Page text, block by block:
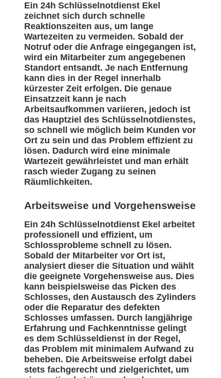
Ein 24h Schlüsselnotdienst Ekel
zeichnet sich durch schnelle
Reaktionszeiten aus, um lange
Wartezeiten zu vermeiden. Sobald der
Notruf oder die Anfrage eingegangen ist,
wird ein Mitarbeiter zum angegebenen
Standort entsandt. Je nach Entfernung
kann dies in der Regel innerhalb
kürzester Zeit erfolgen. Die genaue
Einsatzzeit kann je nach
Arbeitsaufkommen variieren, jedoch ist
das Hauptziel des Schlüsselnotdienstes,
so schnell wie möglich beim Kunden vor
Ort zu sein und das Problem effizient zu
lösen. Dadurch wird eine minimale
Wartezeit gewährleistet und man erhält
rasch wieder Zugang zu seinen
Räumlichkeiten.
Arbeitsweise und Vorgehensweise
Ein 24h Schlüsselnotdienst Ekel arbeitet
professionell und effizient, um
Schlossprobleme schnell zu lösen.
Sobald der Mitarbeiter vor Ort ist,
analysiert dieser die Situation und wählt
die geeignete Vorgehensweise aus. Dies
kann beispielsweise das Picken des
Schlosses, den Austausch des Zylinders
oder die Reparatur des defekten
Schlosses umfassen. Durch langjährige
Erfahrung und Fachkenntnisse gelingt
es dem Schlüsseldienst in der Regel,
das Problem mit minimalem Aufwand zu
beheben. Die Arbeitsweise erfolgt dabei
stets fachgerecht und zielgerichtet, um